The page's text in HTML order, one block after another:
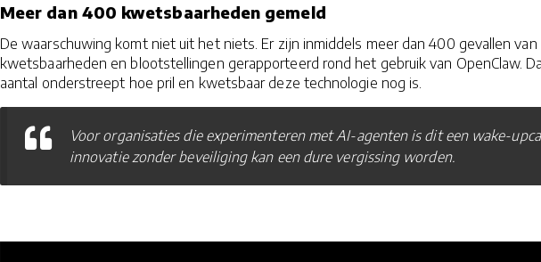
Meer dan 400 kwetsbaarheden gemeld
De waarschuwing komt niet uit het niets. Er zijn inmiddels meer dan 400 gevallen van
kwetsbaarheden en blootstellingen gerapporteerd rond het gebruik van OpenClaw.
aantal onderstreept hoe pril en kwetsbaar deze technologie nog is.
Voor organisaties die experimenteren met AI-agenten is dit een wake-
innovatie zonder beveiliging kan een dure vergissing worden.